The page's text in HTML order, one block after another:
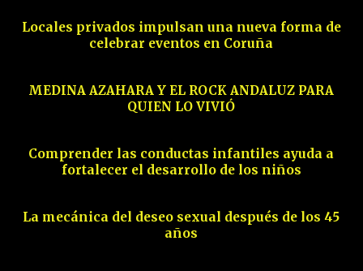
Locales privados impulsan una nueva forma de
celebrar eventos en Coruña
MEDINA AZAHARA Y EL ROCK ANDALUZ PARA
QUIEN LO VIVIÓ
Comprender las conductas infantiles ayuda a
fortalecer el desarrollo de los niños
La mecánica del deseo sexual después de los 45
años